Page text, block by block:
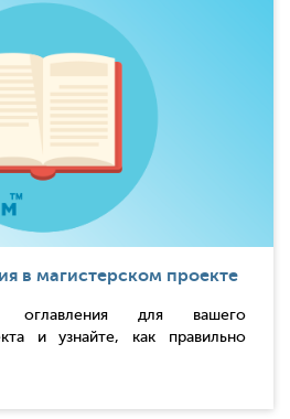
в магистерском проекте
оглавления для вашего
и узнайте, как правильно